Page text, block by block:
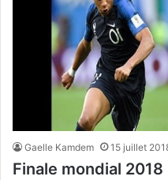
Gaelle Kamdem 15 juillet
Finale mondial